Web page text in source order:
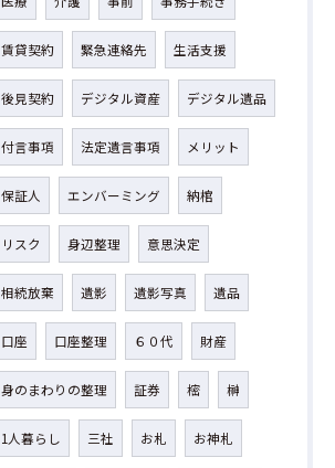
賃貸契約 緊急連絡先 生活支援
後見契約 デジタル資産 デジタル遺品
付言事項 法定遺言事項 メリット
保証人 エンバーミング 納棺
リスク 身辺整理 意思決定
相続放棄 遺影 遺影写真 遺品
口座 口座整理 ６０代 財産
身のまわりの整理 証券 樒 榊
1人暮らし 三社 お札 お神札